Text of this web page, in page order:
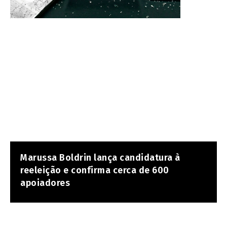
Marussa Boldrin lança candidatura à
reeleição e confirma cerca de 600
apoiadores